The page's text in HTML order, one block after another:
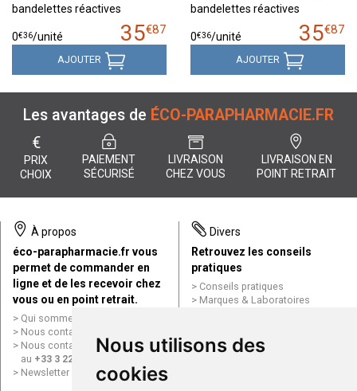
Nous utilisons des
cookies
bandelettes réactives
35€87
0€36/unité
AJOUTER
bandelettes réactives
35€87
0€36/unité
AJOUTER
Les avantages de ÉCO-PARAPHARMACIE.FR
€
PRIX
CHOIX
PAIEMENT
SÉCURISÉ
LIVRAISON
CHEZ VOUS
LIVRAISON EN
POINT RETRAIT
À propos
éco-parapharmacie.fr vous
permet de commander en
ligne et de les recevoir chez
vous ou en point retrait.
Qui sommes nous ?
Nous contacter par e-mail
Nous contacter par téléphone
au +33 3 22 71 64 10
Newsletter
Divers
Retrouvez les conseils
pratiques
Conseils pratiques
Marques & Laboratoires
Mentions légales
Données personnelles